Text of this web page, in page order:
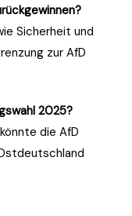
Sicherheit und
zur AfD
2025?
die AfD